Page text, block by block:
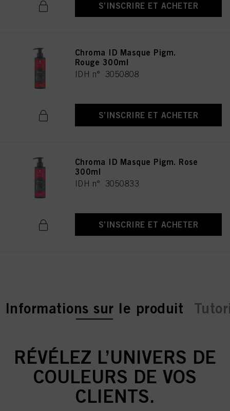
S’INSCRIRE ET ACHETER
Chroma ID Masque Pigm.
Rouge 300ml
IDH n° 3050808
S’INSCRIRE ET ACHETER
Chroma ID Masque Pigm. Rose
300ml
IDH n° 3050833
S’INSCRIRE ET ACHETER
current tab:
Informations sur le produit
RÉVÉLEZ L’UNIVERS DE
COULEURS DE VOS
CLIENTS.